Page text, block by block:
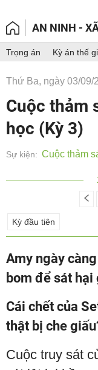
AN NINH -
Trọng án Kỳ án thế
Thứ Ba, ngày 03/09/
Cuộc thảm
học (Kỳ 3)
Sự kiện: Cuộc thảm
Kỳ đầu tiên
Amy ngày
bom để sát
Cái chết của
thật bị che
Cuộc truy sát